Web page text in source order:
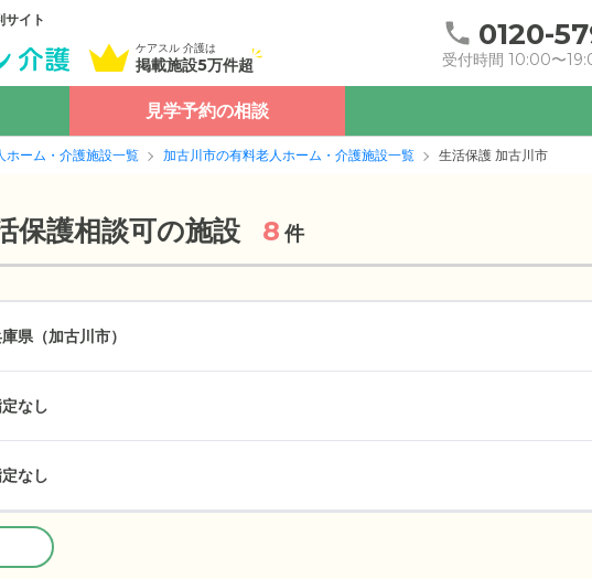
サイト
ケアスル 介護は
掲載施設5万件超
0120-
受付時間 10:00〜
見学予約の相談
ホーム・介護施設一覧 加古川市の有料老人ホーム・介護施設一覧 生活保護 加古川市
保護相談可の施設 8 件
県（加古川市）
なし
なし